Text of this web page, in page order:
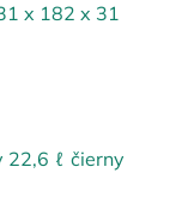
x 182 x 31
22,6 ℓ čierny